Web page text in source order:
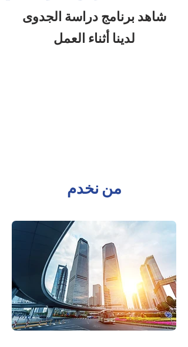
شاهد برنامج دراسة الجدوى
لدينا أثناء العمل
من نخدم